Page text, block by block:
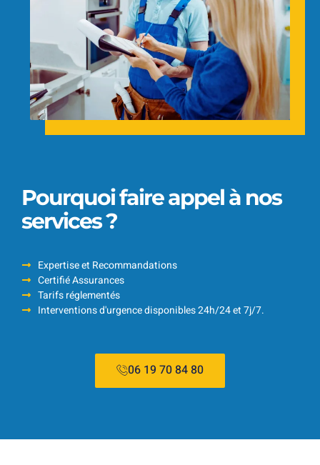
Pourquoi faire appel à nos
services ?
Expertise et Recommandations
Certifié Assurances
Tarifs réglementés
Interventions d'urgence disponibles 24h/24 et 7j/7.
06 19 70 84 80